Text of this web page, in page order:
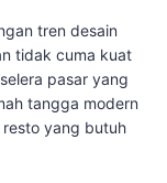
tren desain
tidak cuma kuat
pasar yang
tangga modern
yang butuh